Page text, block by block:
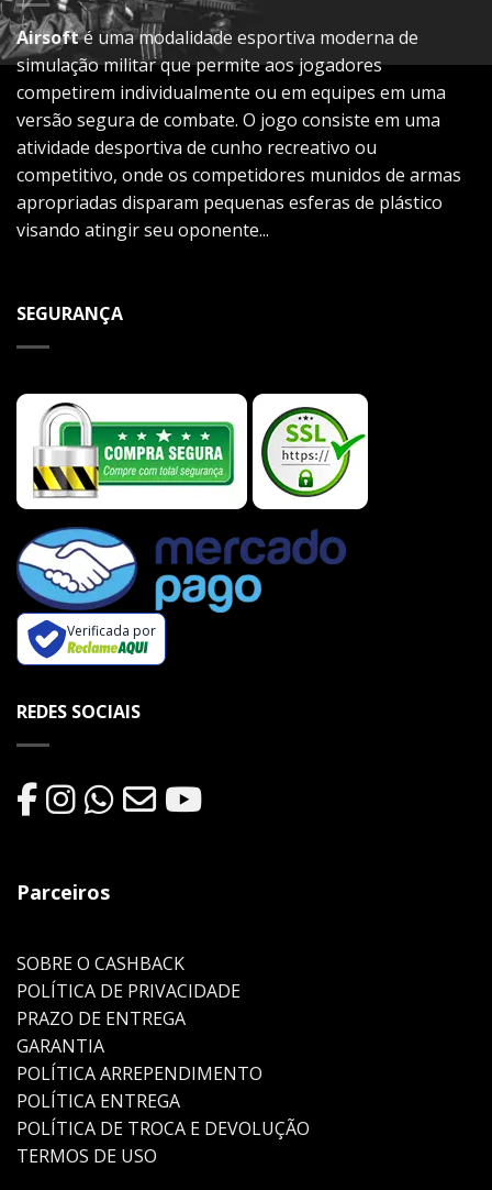
Airsofté uma modalidade esportiva moderna de
simulação militar que permite aos jogadores
competirem individualmente ou em equipes em uma
versão segura de combate. O jogo consiste em uma
atividade desportiva de cunho recreativo ou
competitivo, onde os competidores munidos de armas
apropriadas disparam pequenas esferas de plástico
visando atingir seu oponente...
SEGURANÇA
Verificada por
REDES SOCIAIS
Parceiros
SOBRE O CASHBACK
POLÍTICA DE PRIVACIDADE
PRAZO DE ENTREGA
GARANTIA
POLÍTICA ARREPENDIMENTO
POLÍTICA ENTREGA
POLÍTICA DE TROCA E DEVOLUÇÃO
TERMOS DE USO